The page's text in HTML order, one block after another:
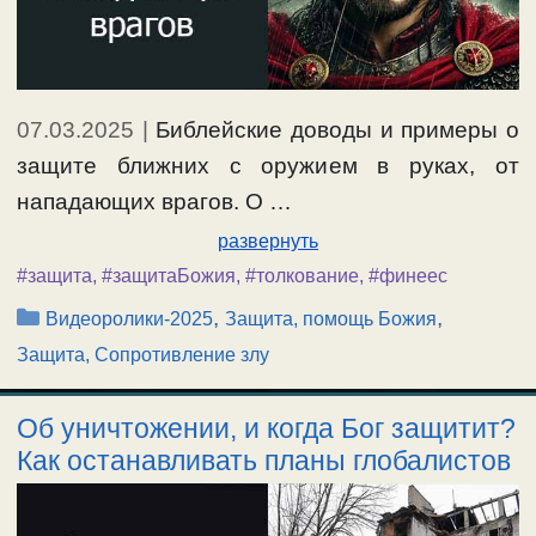
07.03.2025 | Библейские доводы и примеры о
защите ближних с оружием в руках, от
нападающих врагов. О …
развернуть
#защита, #защитаБожия, #толкование, #финеес
Рубрики
Видеоролики-2025,Защита, помощь Божия,
Защита, Сопротивление злу
Об уничтожении, и когда Бог защитит?
Как останавливать планы глобалистов